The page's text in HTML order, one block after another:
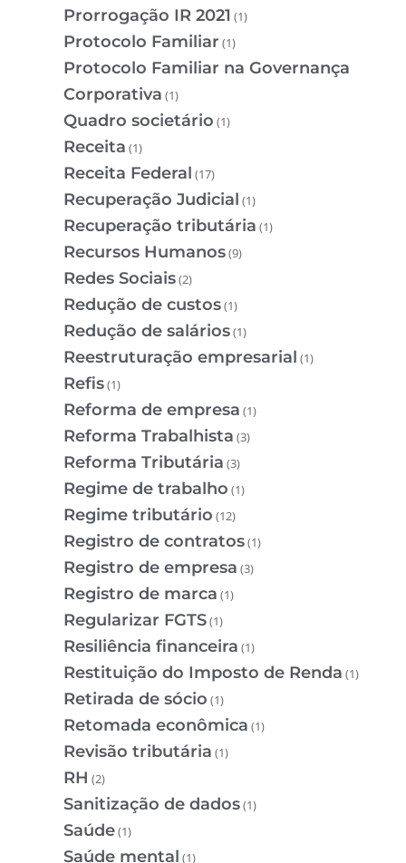
Prorrogação IR 2021 (1)
Protocolo Familiar (1)
Protocolo Familiar na Governança
Corporativa (1)
Quadro societário (1)
Receita (1)
Receita Federal (17)
Recuperação Judicial (1)
Recuperação tributária (1)
Recursos Humanos(9)
Redes Sociais(2)
Redução de custos(1)
Redução de salários(1)
Reestruturação empresarial (1)
Refis(1)
Reforma de empresa (1)
Reforma Trabalhista (3)
Reforma Tributária (3)
Regime de trabalho (1)
Regime tributário (12)
Registro de contratos(1)
Registro de empresa (3)
Registro de marca (1)
Regularizar FGTS(1)
Resiliência financeira (1)
Restituição do Imposto de Renda (1)
Retirada de sócio (1)
Retomada econômica (1)
Revisão tributária (1)
RH (2)
Sanitização de dados(1)
Saúde(1)
Saúde mental (1)